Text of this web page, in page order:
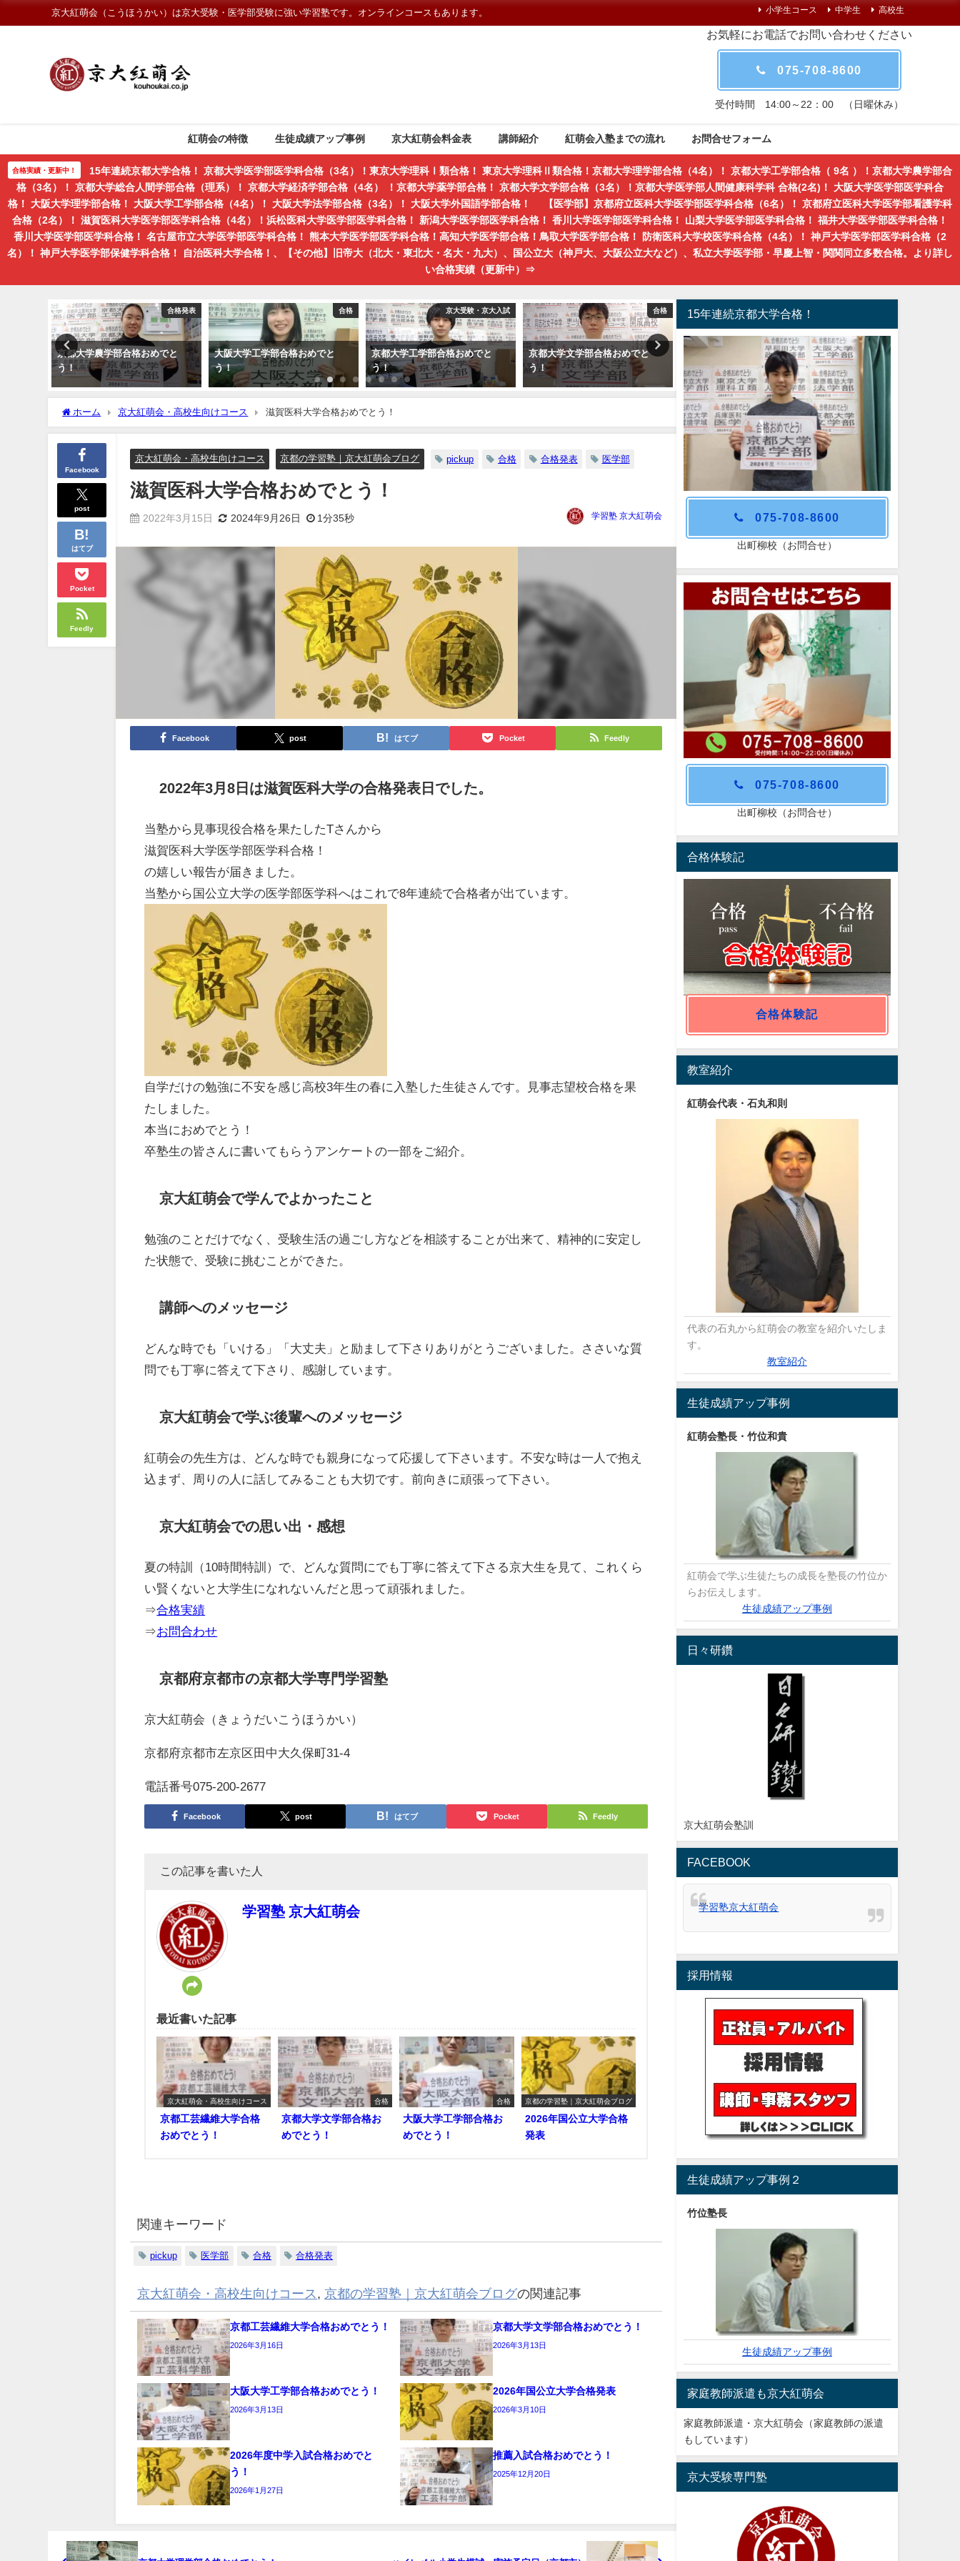
京大紅萌会（こうほうかい）は京大受験・医学部受験に強い学習塾です。オンラインコースもあります。 小学生コース 中学生 高校生
お気軽にお電話でお問い合わせください
075-708-8600
受付時間 14:00～22：00 （日曜休み）
紅萌会の特徴 生徒成績アップ事例 京大紅萌会料金表 講師紹介 紅萌会入塾までの流れ お問合せフォーム
合格実績・更新中！
15年連続京都大学合格！ 京都大学医学部医学科合格（3名）！東京大学理科Ⅰ類合格！ 東京大学理科Ⅱ類合格！京都大学理学部合格（4名）！ 京都大学工学部合格（ 9名 ）！京都大学農学部合
格（3名）！ 京都大学総合人間学部合格（理系）！ 京都大学経済学部合格（4名） ！京都大学薬学部合格！ 京都大学文学部合格（3名）！京都大学医学部人間健康科学科 合格(2名)！ 大阪大学医学部医学科合
格！ 大阪大学理学部合格！ 大阪大学工学部合格（4名）！ 大阪大学法学部合格（3名）！ 大阪大学外国語学部合格！ 【医学部】京都府立医科大学医学部医学科合格（6名）！ 京都府立医科大学医学部看護学科
合格（2名）！ 滋賀医科大学医学部医学科合格（4名）！浜松医科大学医学部医学科合格！ 新潟大学医学部医学科合格！ 香川大学医学部医学科合格！ 山梨大学医学部医学科合格！ 福井大学医学部医学科合格！
香川大学医学部医学科合格！ 名古屋市立大学医学部医学科合格！ 熊本大学医学部医学科合格！高知大学医学部合格！鳥取大学医学部合格！ 防衛医科大学校医学科合格（4名）！ 神戸大学医学部医学科合格（2
名）！ 神戸大学医学部保健学科合格！ 自治医科大学合格！、【その他】旧帝大（北大・東北大・名大・九大）、国公立大（神戸大、大阪公立大など）、私立大学医学部・早慶上智・関関同立多数合格。より詳し
い合格実績（更新中）⇒
合格発表
京都大学農学部合格おめでと
う！
合格
大阪大学工学部合格おめでと
う！
京大受験・京大入試
京都大学工学部合格おめでと
う！
合格
京都大学文学部合格おめでと
う！
合格発表
京都教育大学教育学部合格おめ
でとう！
京都大学工学部合格おめで
う！その２！
ホーム 京大紅萌会・高校生向けコース 滋賀医科大学合格おめでとう！
Facebook
post
はてブ
Pocket
Feedly
京大紅萌会・高校生向けコース 京都の学習塾｜京大紅萌会ブログ pickup 合格 合格発表 医学部
滋賀医科大学合格おめでとう！
2022年3月15日 2024年9月26日 1分35秒 学習塾 京大紅萌会
Facebook post はてブ Pocket Feedly
2022年3月8日は滋賀医科大学の合格発表日でした。
当塾から見事現役合格を果たしたTさんから
滋賀医科大学医学部医学科合格！
の嬉しい報告が届きました。
当塾から国公立大学の医学部医学科へはこれで8年連続で合格者が出ています。
自学だけの勉強に不安を感じ高校3年生の春に入塾した生徒さんです。見事志望校合格を果
たしました。
本当におめでとう！
卒塾生の皆さんに書いてもらうアンケートの一部をご紹介。
京大紅萌会で学んでよかったこと
勉強のことだけでなく、受験生活の過ごし方などを相談することが出来て、精神的に安定し
た状態で、受験に挑むことができた。
講師へのメッセージ
どんな時でも「いける」「大丈夫」と励まして下さりありがとうございました。ささいな質
問でも丁寧に答えて下さり、感謝しています。
京大紅萌会で学ぶ後輩へのメッセージ
紅萌会の先生方は、どんな時でも親身になって応援して下さいます。不安な時は一人で抱え
込まず、周りの人に話してみることも大切です。前向きに頑張って下さい。
京大紅萌会での思い出・感想
夏の特訓（10時間特訓）で、どんな質問にでも丁寧に答えて下さる京大生を見て、これくら
い賢くないと大学生になれないんだと思って頑張れました。
⇒合格実績
⇒お問合わせ
京都府京都市の京都大学専門学習塾
京大紅萌会（きょうだいこうほうかい）
京都府京都市左京区田中大久保町31-4
電話番号075-200-2677
Facebook post はてブ Pocket Feedly
この記事を書いた人
学習塾 京大紅萌会
最近書いた記事
京大紅萌会・高校生向けコース
京都工芸繊維大学合格
おめでとう！
合格
京都大学文学部合格お
めでとう！
合格
大阪大学工学部合格お
めでとう！
京都の学習塾｜京大紅萌会ブログ
2026年国公立大学合格
発表
関連キーワード
pickup 医学部 合格 合格発表
京大紅萌会・高校生向けコース ,京都の学習塾｜京大紅萌会ブログの関連記事
京都工芸繊維大学合格おめでとう！
2026年3月16日
京都大学文学部合格おめでとう！
2026年3月13日
大阪大学工学部合格おめでとう！
2026年3月13日
2026年国公立大学合格発表
2026年3月10日
2026年度中学入試合格おめでと
う！
2026年1月27日
推薦入試合格おめでとう！
2025年12月20日
15年連続京都大学合格！
075-708-8600
出町柳校（お問合せ）
075-708-8600
出町柳校（お問合せ）
合格体験記
合格体験記
教室紹介
紅萌会代表・石丸和則
代表の石丸から紅萌会の教室を紹介いたしま
す。
教室紹介
生徒成績アップ事例
紅萌会塾長・竹位和貴
紅萌会で学ぶ生徒たちの成長を塾長の竹位か
らお伝えします。
生徒成績アップ事例
日々研鑽
京大紅萌会塾訓
FACEBOOK
学習塾京大紅萌会
採用情報
生徒成績アップ事例２
竹位塾長
生徒成績アップ事例
家庭教師派遣も京大紅萌会
家庭教師派遣・京大紅萌会（家庭教師の派遣
もしています）
京大受験専門塾